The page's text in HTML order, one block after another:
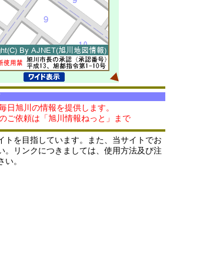
日旭川の情報を提供します。
ご依頼は「旭川情報ねっと」まで
トを目指しています。また、当サイトでお
リンクにつきましては、使用方法及び注
い。